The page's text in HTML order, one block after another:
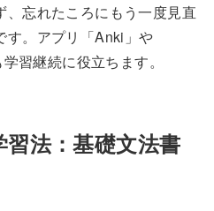
、忘れたころにもう一度見直
す。アプリ「Anki」や
習継続に役立ちます。
法：基礎文法書